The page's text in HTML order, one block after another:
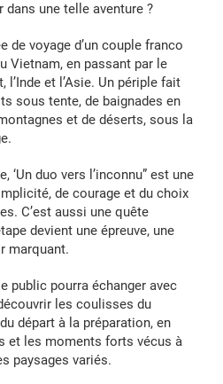
une telle aventure ?
de voyage d’un couple franco
Vietnam, en passant par le
l’Inde et l’Asie. Un périple fait
sous tente, de baignades en
et de déserts, sous la
‘Un duo vers l’inconnu” est une
de courage et du choix
C’est aussi une quête
devient une épreuve, une
marquant.
public pourra échanger avec
les coulisses du
départ à la préparation, en
et les moments forts vécus à
paysages variés.